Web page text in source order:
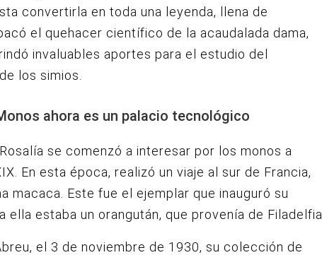
convertirla en toda una leyenda, llena de
el quehacer científico de la acaudalada dama,
invaluables aportes para el estudio del
los simios.
ahora es un palacio tecnológico
se comenzó a interesar por los monos a
En esta época, realizó un viaje al sur de Francia,
macaca. Este fue el ejemplar que inauguró su
ella estaba un orangután, que provenía de Filadelfia.
el 3 de noviembre de 1930, su colección de